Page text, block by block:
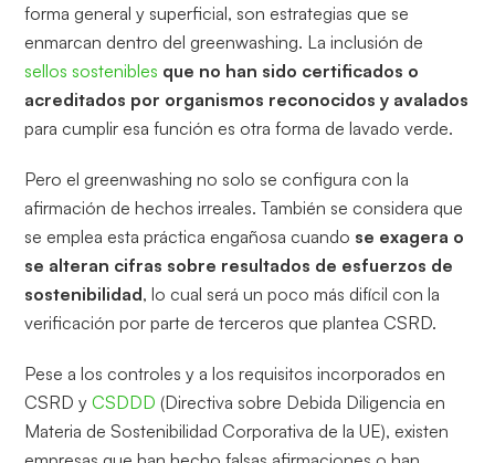
forma general y superficial, son estrategias que se
enmarcan dentro del greenwashing. La inclusión de
sellos sostenibles que no han sido certificados o
acreditados por organismos reconocidos y avalados
para cumplir esa función es otra forma de lavado verde.
Pero el greenwashing no solo se configura con la
afirmación de hechos irreales. También se considera que
se emplea esta práctica engañosa cuando se exagera o
se alteran cifras sobre resultados de esfuerzos de
sostenibilidad, lo cual será un poco más difícil con la
verificación por parte de terceros que plantea CSRD.
Pese a los controles y a los requisitos incorporados en
CSRD yCSDDD (Directiva sobre Debida Diligencia en
Materia de Sostenibilidad Corporativa de la UE), existen